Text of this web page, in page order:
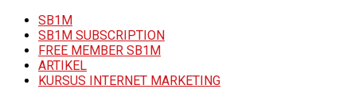
SB1M
SB1M SUBSCRIPTION
FREE MEMBER SB1M
ARTIKEL
KURSUS INTERNET MARKETING